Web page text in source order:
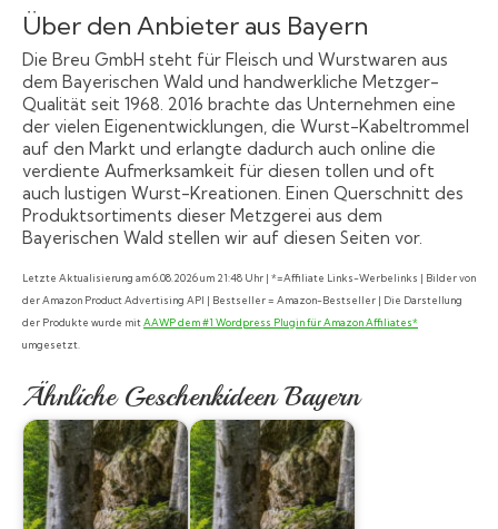
Über den Anbieter aus Bayern
Die Breu GmbH steht für Fleisch und Wurstwaren aus
dem Bayerischen Wald und handwerkliche Metzger-
Qualität seit 1968. 2016 brachte das Unternehmen eine
der vielen Eigenentwicklungen, die Wurst-Kabeltrommel
auf den Markt und erlangte dadurch auch online die
verdiente Aufmerksamkeit für diesen tollen und oft
auch lustigen Wurst-Kreationen. Einen Querschnitt des
Produktsortiments dieser Metzgerei aus dem
Bayerischen Wald stellen wir auf diesen Seiten vor.
Letzte Aktualisierung am 6.08.2026 um 21:48 Uhr | *=Affiliate Links-Werbelinks | Bilder von
der Amazon Product Advertising API | Bestseller = Amazon-Bestseller | Die Darstellung
der Produkte wurde mitAAWP dem #1 Wordpress Plugin für Amazon Affiliates*
umgesetzt.
Ähnliche Geschenkideen Bayern